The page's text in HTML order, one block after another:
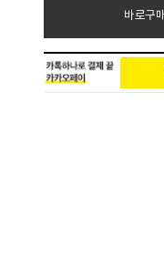
바로구매